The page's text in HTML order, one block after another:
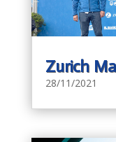
Zurich
28/11/2021